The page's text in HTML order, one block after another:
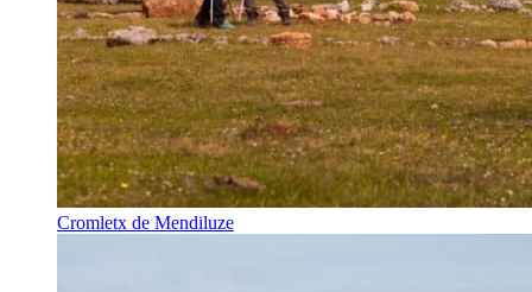
Cromletx de Mendiluze